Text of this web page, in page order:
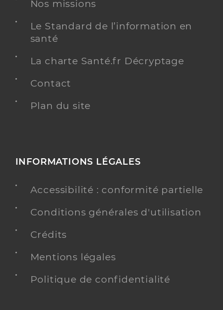
Nos missions
Le Standard de l’information en
santé
La charte Santé.fr Décryptage
Contact
Plan du site
INFORMATIONS LÉGALES
Accessibilité : conformité partielle
Conditions générales d'utilisation
Crédits
Mentions légales
Politique de confidentialité